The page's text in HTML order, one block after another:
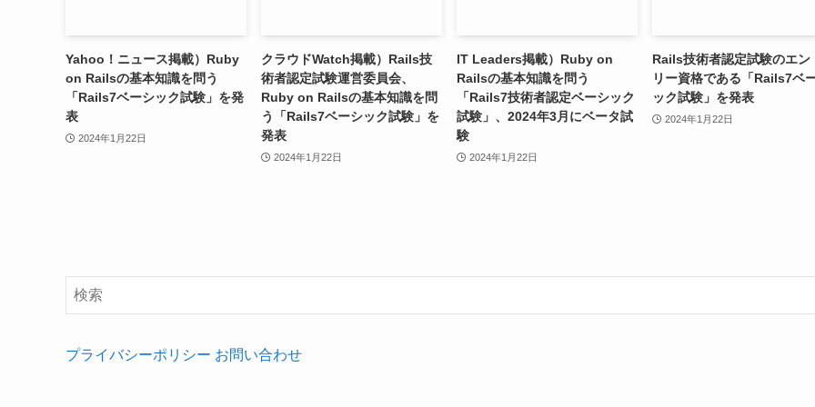
Yahoo！ニュース掲載）Ruby
on Railsの基本知識を問う
「Rails7ベーシック試験」を発
表
2024年1月22日
クラウドWatch掲載）Rails技
術者認定試験運営委員会、
Ruby on Railsの基本知識を問
う「Rails7ベーシック試験」を
発表
2024年1月22日
IT Leaders掲載）Ruby on
Railsの基本知識を問う
「Rails7技術者認定ベーシック
試験」、2024年3月にベータ試
験
2024年1月22日
Rails技術者認定試験のエン
リー資格である「Rails7ベ
ック試験」を発表
2024年1月22日
プライバシーポリシー お問い合わせ